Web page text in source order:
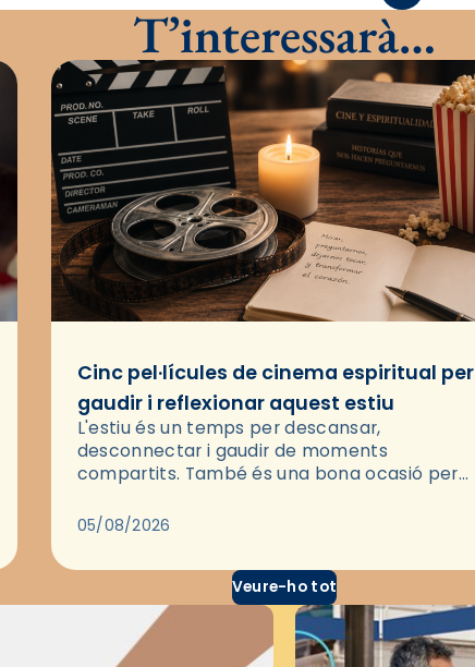
T’interessarà…
Cinc pel·lícules de cinema espiritual per
gaudir i reflexionar aquest estiu
L'estiu és un temps per descansar,
desconnectar i gaudir de moments
compartits. També és una bona ocasió per
través del cinema, reflexionar sobre les…
05/08/2026
Veure-ho tot